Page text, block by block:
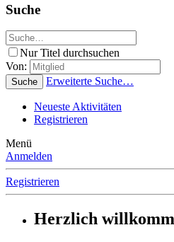
Suche
Nur Titel durchsuchen
Von:
Suche Erweiterte Suche…
Neueste Aktivitäten
Registrieren
Menü
Anmelden
Registrieren
Herzlich